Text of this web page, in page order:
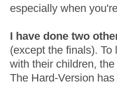
especially when
I have done two
(except the finals).
with their children,
The Hard-Version